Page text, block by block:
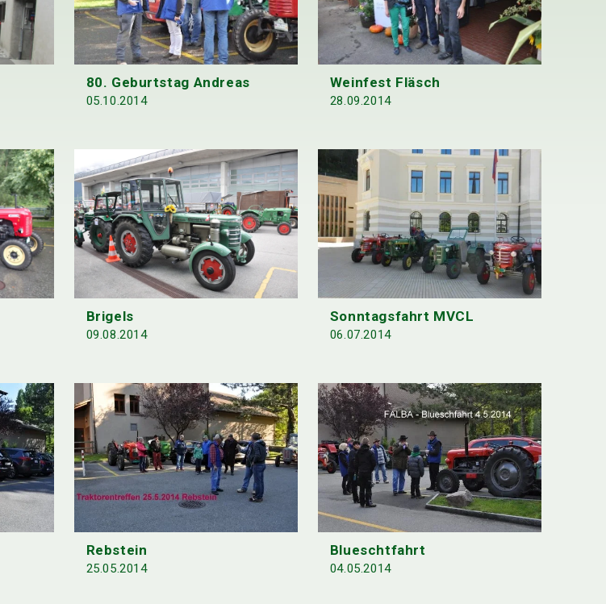
80. Geburtstag Andreas
05.10.2014
Weinfest Fläsch
28.09.2014
Brigels
09.08.2014
Sonntagsfahrt MVCL
06.07.2014
Rebstein
25.05.2014
Blueschtfahrt
04.05.2014